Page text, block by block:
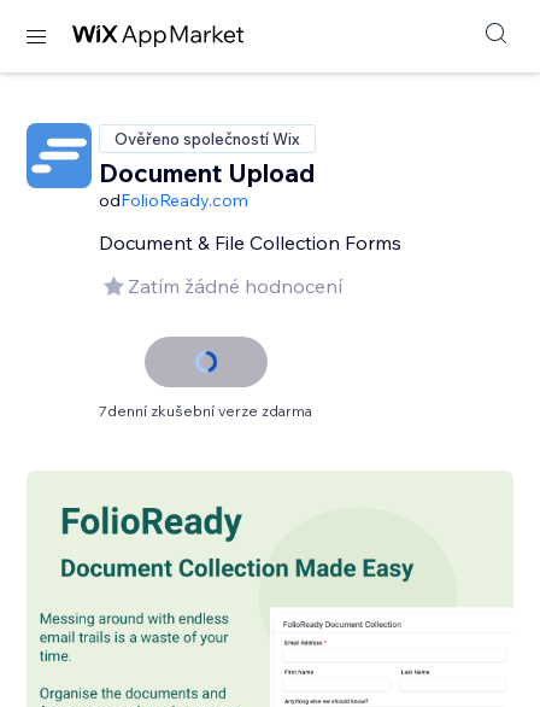
Ověřeno společností Wix
Document Upload
odFolioReady.com
Document & File Collection Forms
Zatím žádné hodnocení
7denní zkušební verze zdarma